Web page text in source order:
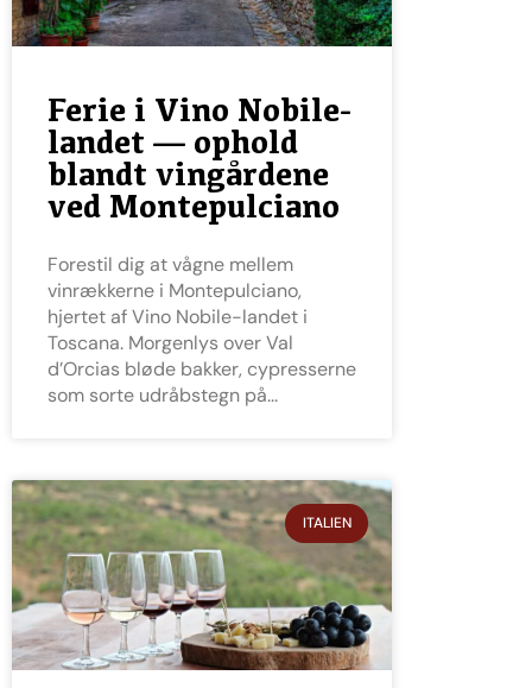
Ferie i Vino Nobile-
landet — ophold
blandt vingårdene
ved Montepulciano
Forestil dig at vågne mellem
vinrækkerne i Montepulciano,
hjertet af Vino Nobile-landet i
Toscana. Morgenlys over Val
d’Orcias bløde bakker, cypresserne
som sorte udråbstegn på
ITALIEN